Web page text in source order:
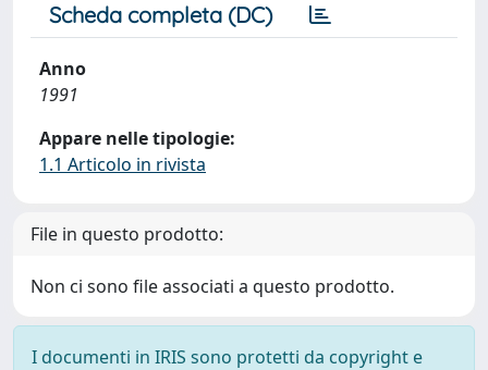
Scheda completa (DC)
Anno
1991
Appare nelle tipologie:
1.1 Articolo in rivista
File in questo prodotto:
Non ci sono file associati a questo prodotto.
I documenti in IRIS sono protetti da copyright e